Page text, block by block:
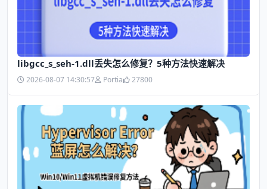
libgcc_s_seh-1.dll丢失怎么修复？5种方法快速解决
2026-08-07 14:30:57 Portia 27800